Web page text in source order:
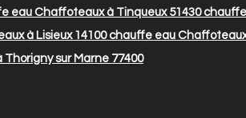
eau Chaffoteaux à Tinqueux 51430chauffe
à Lisieux 14100chauffe eau
sur Marne 77400